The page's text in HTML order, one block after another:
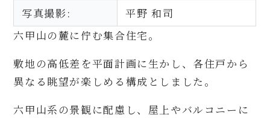
写真撮影:
平野 和司
六甲山の麓に佇む集合住宅。
敷地の高低差を平面計画に生かし、各住戸から
異なる眺望が楽しめる構成としました。
六甲山系の景観に配慮し、屋上やバルコニーに